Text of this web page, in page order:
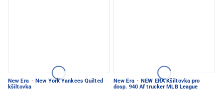
New Era · New York Yankees Quilted
kšiltovka
New Era · NEW ERA Kšiltovka pro
dosp. 940 Af trucker MLB League